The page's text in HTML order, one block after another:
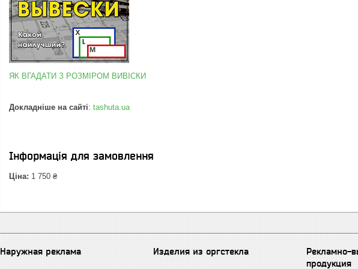
ЯК ВГАДАТИ З РОЗМІРОМ ВИВІСКИ
Докладніше на сайті: tashuta.ua
Інформація для замовлення
Ціна: 1 750 ₴
Наружная реклама Изделия из оргстекла
Рекламно-
продукция